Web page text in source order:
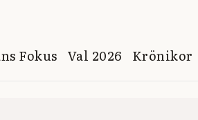
Fokus Val 2026 Krönikor